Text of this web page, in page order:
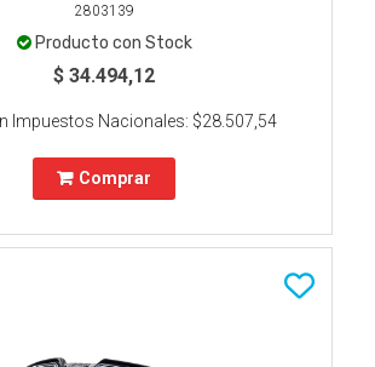
2803139
Producto con Stock
$ 34.494,12
Impuestos Nacionales: $28.507,54
Comprar